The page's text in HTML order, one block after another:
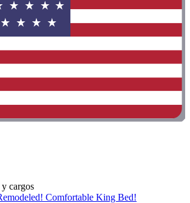
cargos
Comfortable King Bed!